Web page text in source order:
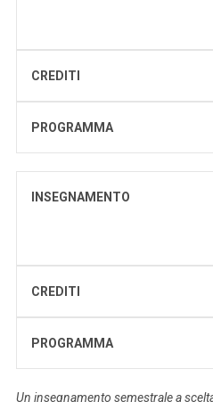
CREDITI
PROGRAMMA
INSEGNAMENTO
CREDITI
PROGRAMMA
Un insegnamento semestrale a